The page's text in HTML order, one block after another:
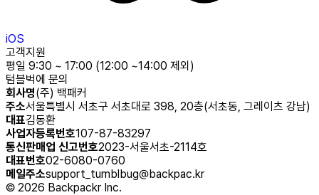
iOS
고객지원
평일 9:30 ~ 17:00 (12:00 ~14:00 제외)
텀블벅에 문의
회사명(주) 백패커
주소서울특별시 서초구 서초대로 398, 20층(서초동, 그레이츠 강남)
대표김동환
사업자등록번호107-87-83297
통신판매업 신고번호2023-서울서초-2114호
대표번호02-6080-0760
메일주소support_tumblbug@backpac.kr
© 2026 Backpackr Inc.